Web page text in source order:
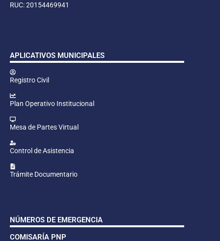
RUC: 20154469941
APLICATIVOS MUNICIPALES
Registro Civil
Plan Operativo Institucional
Mesa de Partes Virtual
Control de Asistencia
Trámite Documentario
NÚMEROS DE EMERGENCIA
COMISARÍA PNP